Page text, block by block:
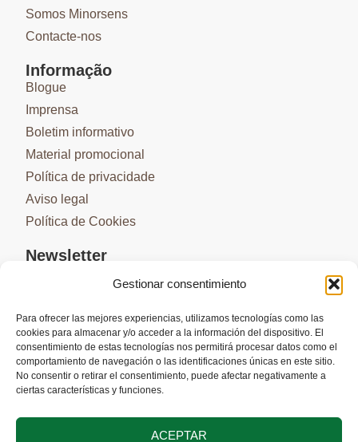
Gestionar consentimiento
Para ofrecer las mejores experiencias, utilizamos tecnologías como las
cookies para almacenar y/o acceder a la información del dispositivo. El
consentimiento de estas tecnologías nos permitirá procesar datos como el
comportamiento de navegación o las identificaciones únicas en este sitio.
No consentir o retirar el consentimiento, puede afectar negativamente a
ciertas características y funciones.
ACEPTAR
Somos Minorsens
Contacte-nos
Informação
Blogue
Imprensa
Boletim informativo
Material promocional
Política de privacidade
Aviso legal
Política de Cookies
Newsletter
SUBSCREVER